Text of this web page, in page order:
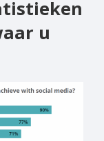
u